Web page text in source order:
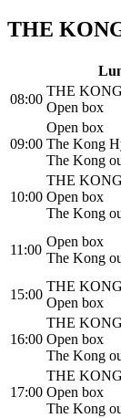
THE
L
08:00
THE
Open box
09:00
Open box
The Kong
The Kong
10:00
THE
Open box
The Kong
11:00
Open box
The Kong
15:00
THE
Open box
16:00
THE
Open box
The Kong
17:00
THE
Open box
The Kong